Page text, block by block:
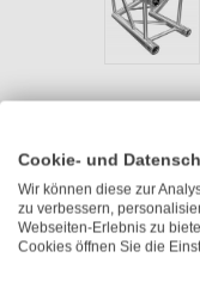
Cookie- und
Wir können diese zur
zu verbessern,
Webseiten-Erlebnis zu
Cookies öffnen Sie die